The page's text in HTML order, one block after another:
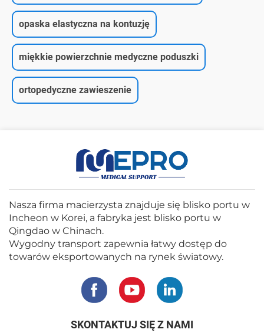
opaska elastyczna na kontuzję
miękkie powierzchnie medyczne poduszki
ortopedyczne zawieszenie
Nasza firma macierzysta znajduje się blisko portu w
Incheon w Korei, a fabryka jest blisko portu w
Qingdao w Chinach.
Wygodny transport zapewnia łatwy dostęp do
towarów eksportowanych na rynek światowy.
SKONTAKTUJ SIĘ Z NAMI